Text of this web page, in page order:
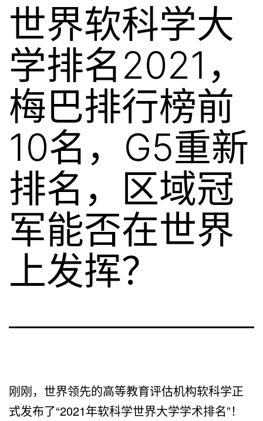
世界软科学大
学排名2021，
梅巴排行榜前
10名，G5重新
排名，区域冠
军能否在世界
上发挥？
刚刚，世界领先的高等教育评估机构软科学正
式发布了“2021年软科学世界大学学术排名”！